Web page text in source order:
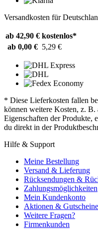
Versandkosten für
ab 42,90 € kostenlos*
ab 0,00 € 5,29 €
* Diese Lieferkosten fallen
können weitere Kosten, z.
Eigenschaften der Produkte,
du direkt in der
Hilfe & Support
Meine Bestellung
Versand & Lieferung
Rücksendungen &
Zahlungsmöglichkeiten
Mein Kundenkonto
Aktionen & Gutscheine
Weitere Fragen?
Firmenkunden